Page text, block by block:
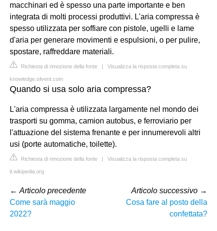
macchinari ed è spesso una parte importante e ben
integrata di molti processi produttivi. L'aria compressa è
spesso utilizzata per soffiare con pistole, ugelli e lame
d'aria per generare movimenti e espulsioni, o per pulire,
spostare, raffreddare materiali.
Richiesta di rimozione della fonte | Visualizza la risposta completa su
knowledge.silvent.com
Quando si usa solo aria compressa?
L'aria compressa è utilizzata largamente nel mondo dei
trasporti su gomma, camion autobus, e ferroviario per
l'attuazione del sistema frenante e per innumerevoli altri
usi (porte automatiche, toilette).
Richiesta di rimozione della fonte | Visualizza la risposta completa su
it.wikipedia.org
← Articolo precedente
Come sarà maggio
2022?
Articolo successivo →
Cosa fare al posto della
confettata?